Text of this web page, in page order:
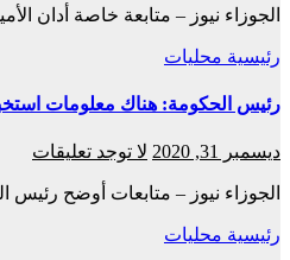
الجوزاء نيوز – متابعة خاصة أدان
رئيسية محليات
رئيس الحكومة: هناك معلومات
ديسمبر 31, 2020 لا توجد تعليقات
الجوزاء نيوز – متابعات أوضح رئيس
رئيسية محليات